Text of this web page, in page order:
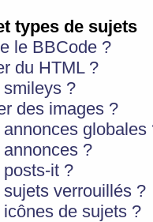
types de sujets
le BBCode ?
du HTML ?
?
des images ?
globales
?
it ?
verrouillés ?
de sujets ?